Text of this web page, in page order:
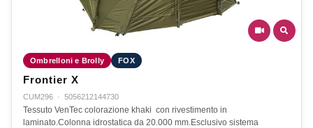
Ombrelloni e Brolly FOX
Frontier X
CUM296 · 5056212144730
Tessuto VenTec colorazione khaki con rivestimento in
laminato.Colonna idrostatica da 20.000 mm.Esclusivo sistema